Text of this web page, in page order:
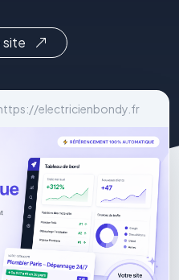
site
electricienbondy.fr